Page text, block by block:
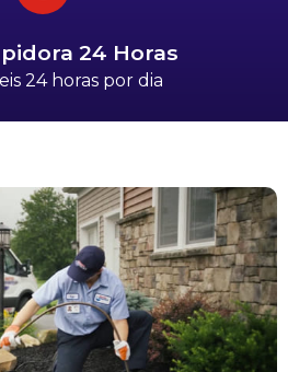
24 Horas
24 horas por dia